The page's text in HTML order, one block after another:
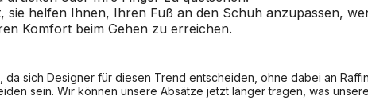
sie helfen Ihnen, Ihren Fuß an den Schuh anzupassen,
Komfort beim Gehen zu erreichen.
sich Designer für diesen Trend entscheiden, ohne dabei an
sein. Wir können unsere Absätze jetzt länger tragen, was